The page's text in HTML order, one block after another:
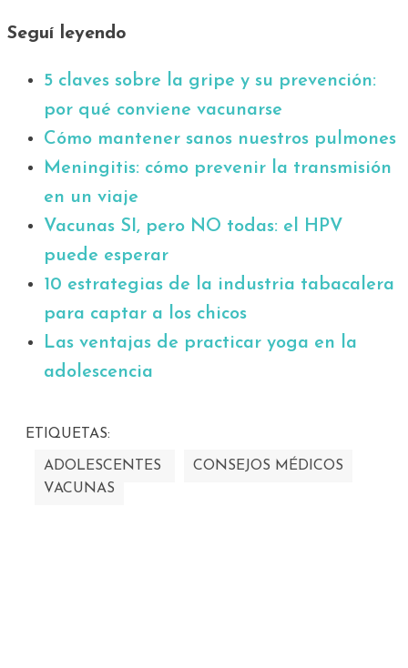
Seguí leyendo
5 claves sobre la gripe y su prevención:
por qué conviene vacunarse
Cómo mantener sanos nuestros pulmones
Meningitis: cómo prevenir la transmisión
en un viaje
Vacunas SI, pero NO todas: el HPV
puede esperar
10 estrategias de la industria tabacalera
para captar a los chicos
Las ventajas de practicar yoga en la
adolescencia
ETIQUETAS:
ADOLESCENTES
CONSEJOS MÉDICOS
VACUNAS